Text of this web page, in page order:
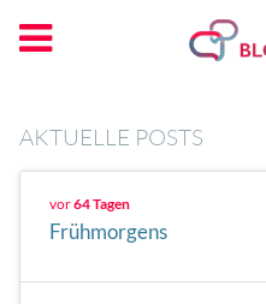
AKTUELLE POSTS
vor64 Tagen
Frühmorgens